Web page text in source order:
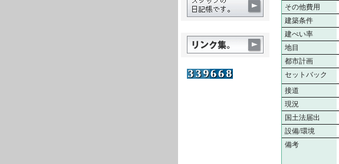
その他費用
建築条件
建ぺい率
地目
都市計画
セットバック
接道
現況
国土法届出
設備/環境
備考